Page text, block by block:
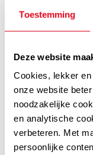
Toestemming
Deze website
Cookies, lekker
onze website
noodzakelijke
en analytische
verbeteren. Met
persoonlijke